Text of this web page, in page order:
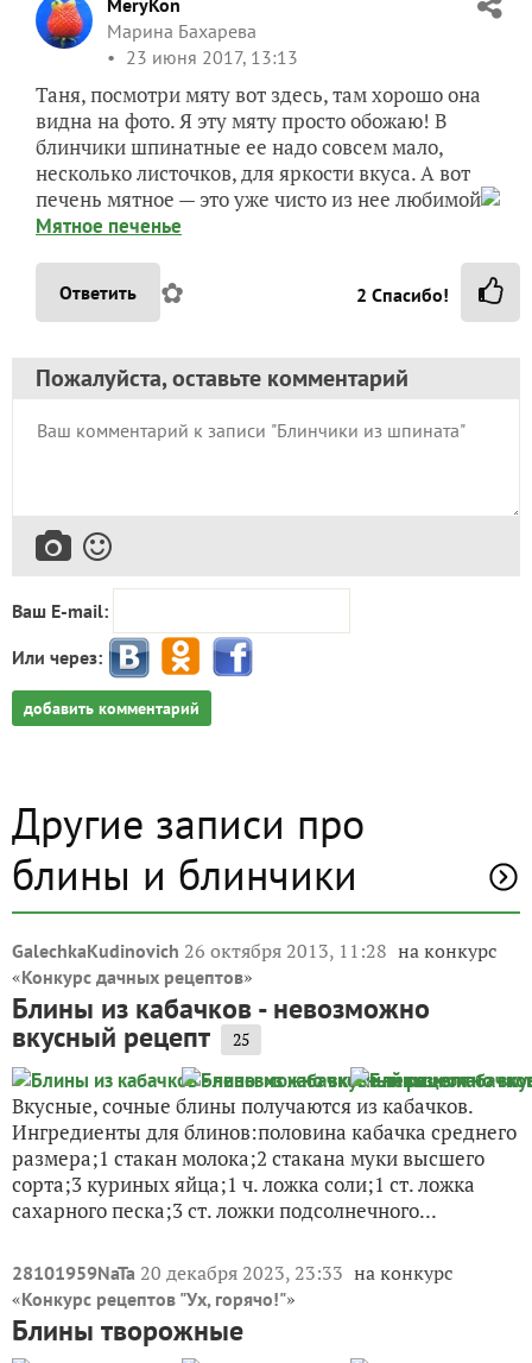
Марина Бахарева
23 июня 2017, 13:13
Таня, посмотри мяту вот здесь, там хорошо она
видна на фото. Я эту мяту просто обожаю! В
блинчики шпинатные ее надо совсем мало,
несколько листочков, для яркости вкуса. А вот
печень мятное — это уже чисто из нее любимой
Мятное печенье
Ответить ✿ 2 Спасибо!
Пожалуйста, оставьте комментарий
Ваш E-mail:
Или через:
добавить комментарий
Другие записи про
блины и блинчики
GalechkaKudinovich 26 октября 2013, 11:28 на конкурс
«Конкурс дачных рецептов»
Блины из кабачков - невозможно
вкусный рецепт 25
Вкусные, сочные блины получаются из кабачков.
Ингредиенты для блинов:половина кабачка среднего
размера;1 стакан молока;2 стакана муки высшего
сорта;3 куриных яйца;1 ч. ложка соли;1 ст. ложка
сахарного песка;3 ст. ложки подсолнечного...
28101959NaTa 20 декабря 2023, 23:33 на конкурс
«Конкурс рецептов "Ух, горячо!"»
Блины творожные